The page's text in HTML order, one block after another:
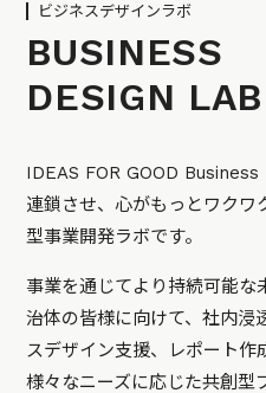
ビジネスデザインラボ
BUSINESS
DESIGN LAB
IDEAS FOR GOOD
連鎖させ、心がもっとワクワ
型事業開発ラボです。
事業を通じてより持続可能な
治体の皆様に向けて、社内浸
スデザイン支援、レポート作
様々なニーズに応じた共創型